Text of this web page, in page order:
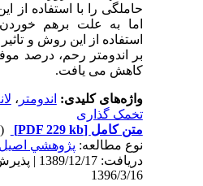
حاملگی را با استفاده از
اما به علت برهم خوردن
استفاده از این روش و تاثیر
بر اندومتر رحم، درصد
کاهش می یافت.
واژه‌های کلیدی:اندومتر،
تخمک گذاری
متن کامل[PDF 229 kb]
نوع مطالعه:پژوهشي اصیل|
1396/3/16